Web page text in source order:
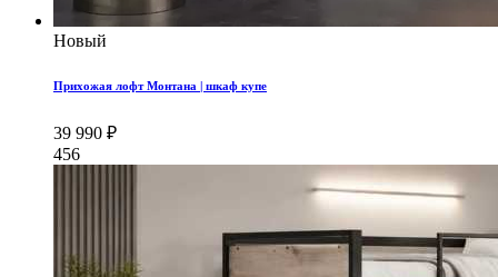
Новый
Прихожая лофт Монтана | шкаф купе
39 990 ₽
456